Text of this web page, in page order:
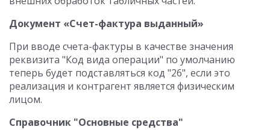
Документ «Счет-фактура выданный»
При вводе счета-фактуры в качестве значения
реквизита "Код вида операции" по умолчанию
теперь будет подставляться код "26", если это
реализация и контрагент является физическим
лицом.
Справочник "Основные средства"